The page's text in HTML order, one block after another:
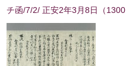
チ函/7/2/ 正安2年3月8日 （1300